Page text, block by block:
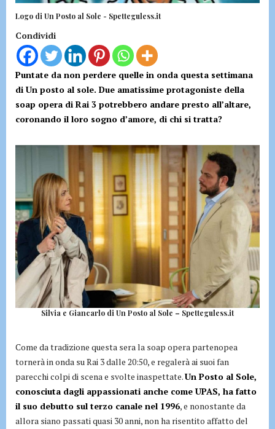
Logo di Un Posto al Sole - Spetteguless.it
Condividi
Puntate da non perdere quelle in onda questa settimana
di Un posto al sole. Due amatissime protagoniste della
soap opera di Rai 3 potrebbero andare presto all’altare,
coronando il loro sogno d’amore, di chi si tratta?
Silvia e Giancarlo di Un Posto al Sole – Spetteguless.it
Come da tradizione questa sera la soap opera partenopea
tornerà in onda su Rai 3 dalle 20:50, e regalerà ai suoi fan
parecchi colpi di scena e svolte inaspettate.Un Posto al Sole,
conosciuta dagli appassionati anche come UPAS, ha fatto
il suo debutto sul terzo canale nel 1996, e nonostante da
allora siano passati quasi 30 anni, non ha risentito affatto del